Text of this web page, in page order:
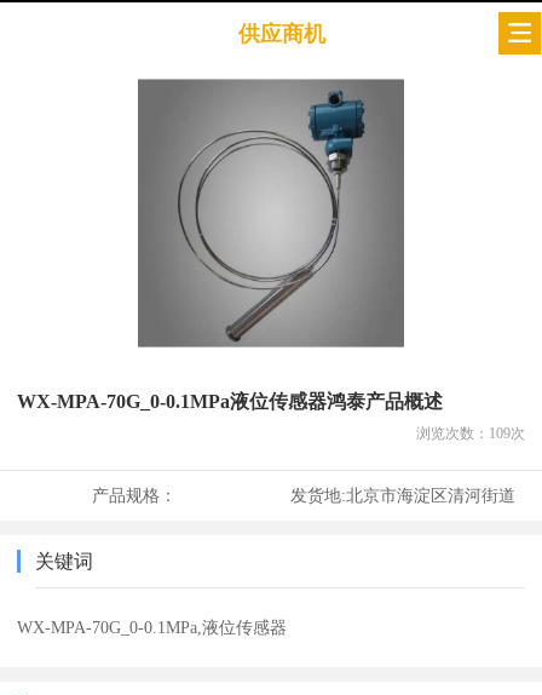
供应商机
WX-MPA-70G_0-0.1MPa液位传感器鸿泰产品概述
浏览次数： 109次
产品规格： 发货地:北京市海淀区清河街道
关键词
WX-MPA-70G_0-0.1MPa,液位传感器